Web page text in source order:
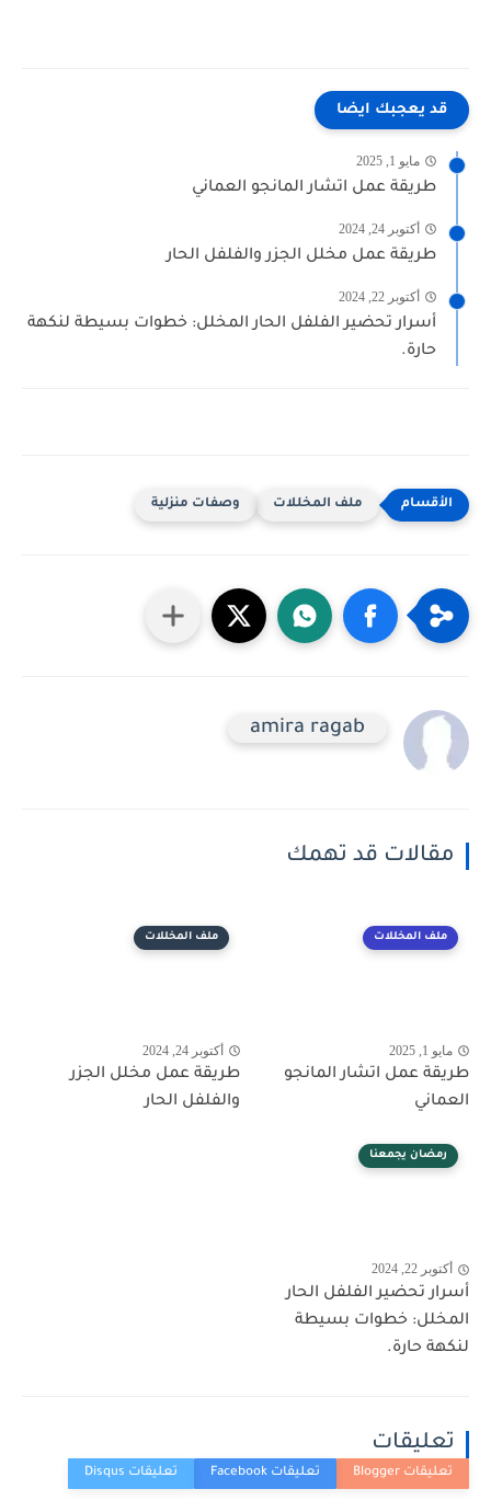
قد يعجبك ايضا
مايو 1, 2025
طريقة عمل اتشار المانجو العماني
أكتوبر 24, 2024
طريقة عمل مخلل الجزر والفلفل الحار
أكتوبر 22, 2024
أسرار تحضير الفلفل الحار المخلل: خطوات بسيطة لنكهة
حارة.
ملف المخللات وصفات منزلية
amira ragab
مقالات قد تهمك
ملف المخللات
مايو 1, 2025
طريقة عمل اتشار المانجو
العماني
ملف المخللات
أكتوبر 24, 2024
طريقة عمل مخلل الجزر
والفلفل الحار
رمضان يجمعنا
أكتوبر 22, 2024
أسرار تحضير الفلفل الحار
المخلل: خطوات بسيطة
لنكهة حارة.
تعليقات